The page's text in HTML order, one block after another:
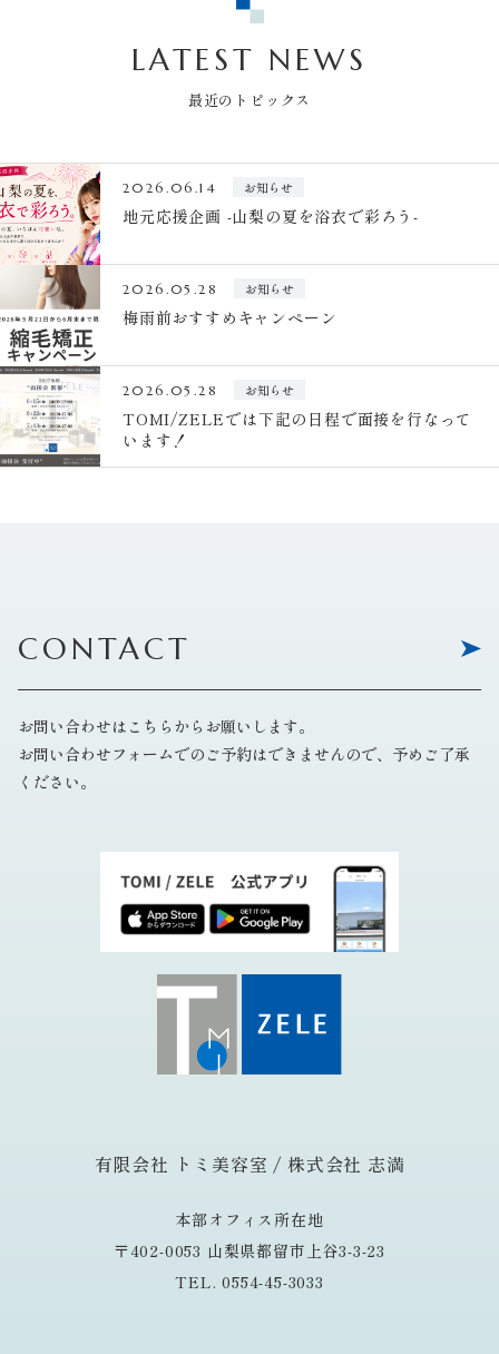
LATEST NEWS
最近のトピックス
2026.06.14 お知らせ
地元応援企画 -山梨の夏を浴衣で彩ろう-
2026.05.28 お知らせ
梅雨前おすすめキャンペーン
2026.05.28 お知らせ
TOMI/ZELEでは下記の日程で面接を行なって
います！
CONTACT
お問い合わせはこちらからお願いします。
お問い合わせフォームでのご予約はできませんので、予めご了承
ください。
有限会社 トミ美容室 / 株式会社 志満
本部オフィス所在地
〒402-0053 山梨県都留市上谷3-3-23
TEL. 0554-45-3033